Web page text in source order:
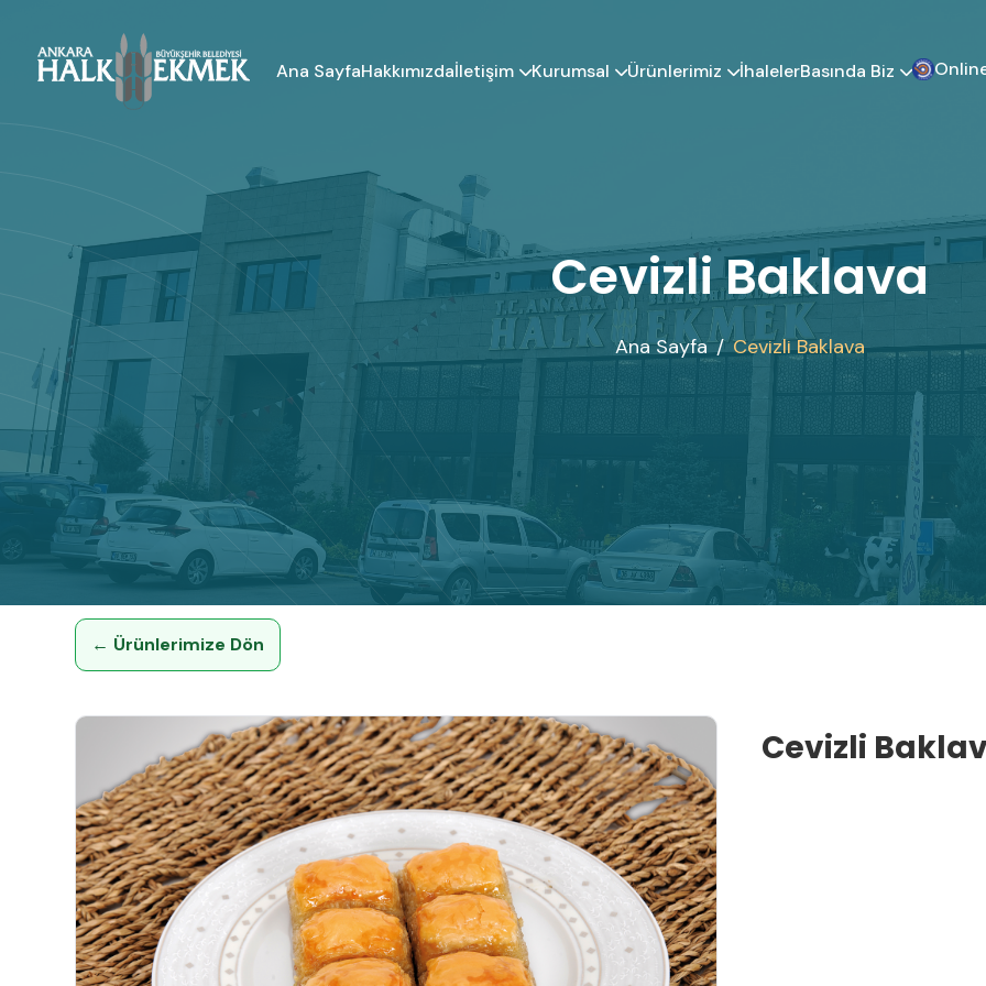
Ana SayfaHakkımızdaİletişim Kurumsal Ürünlerimiz İhalelerBasında Biz
Cevizli Baklava
Ana Sayfa Cevizli Baklava
← Ürünlerimize Dön
Cevizli